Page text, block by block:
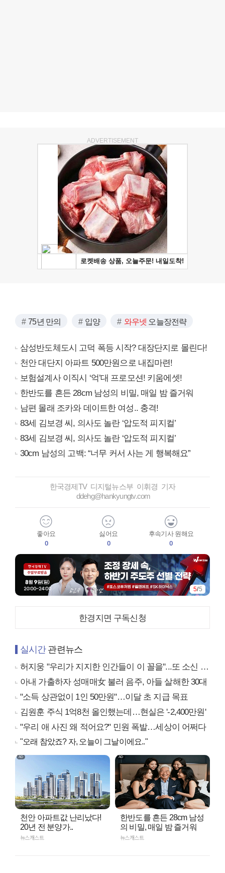
ADVERTISEMENT
75년 만의 입양 와우넷 오늘장전략
삼성반도체도시 고덕 폭등 시작? 대장단지로 몰린다!
천안 대단지 아파트 500만원으로 내집마련!
보험설계사 이직시 ‘억’대 프로모션! 키움에셋!
한반도를 흔든 28cm 남성의 비밀, 매일 밤 즐거워
남편 몰래 조카와 데이트한 여성.. 충격!
83세 김보경 씨, 의사도 놀란 ‘압도적 피지컬’
83세 김보경 씨, 의사도 놀란 ‘압도적 피지컬’
30cm 남성의 고백: “너무 커서 사는 게 행복해요”
한국경제TV 디지털뉴스부 이휘경 기자
ddehg@hankyungtv.com
좋아요
0
싫어요
0
후속기사 원해요
0
5/5
한경지면 구독신청
실시간관련뉴스
허지웅 "우리가 지지한 인간들이 이 꼴을"...또 소신 발언
아내 가출하자 성매매女 불러 음주, 아들 살해한 30대
"소득 상관없이 1인 50만원"…이달 초 지급 목표
김원훈 주식 1억8천 올인했는데…현실은 '-2,400만원'
"우리 애 사진 왜 적어요?" 민원 폭발…세상이 어쩌다
"오래 참았죠? 자, 오늘이 그날이에요.."
천안 아파트값 난리났다!
20년 전 분양가..
뉴스캐스트
한반도를 흔든 28cm 남성
의 비밀, 매일 밤 즐거워
뉴스캐스트